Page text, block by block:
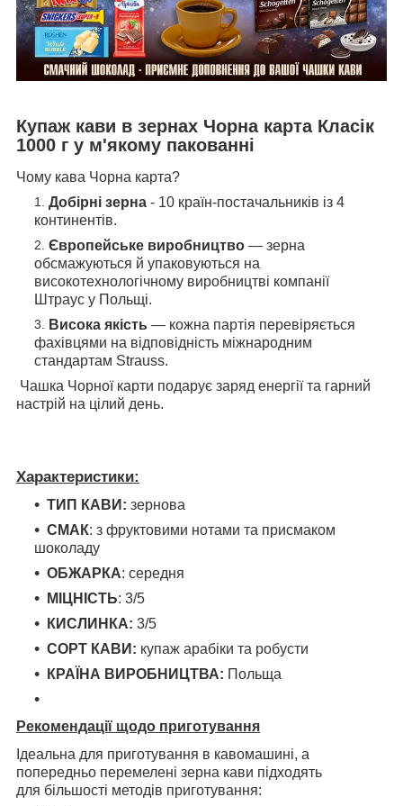
Купаж кави в зернах Чорна карта Класік
1000 г у м'якому пакованні
Чому кава Чорна карта?
Добірні зерна - 10 країн-постачальників із 4
континентів.
Європейське виробництво — зерна
обсмажуються й упаковуються на
високотехнологічному виробництві компанії
Штраус у Польщі.
Висока якість — кожна партія перевіряється
фахівцями на відповідність міжнародним
стандартам Strauss.
Чашка Чорної карти подарує заряд енергії та гарний
настрій на цілий день.
Характеристики:
ТИП КАВИ: зернова
СМАК: з фруктовими нотами та присмаком
шоколаду
ОБЖАРКА: середня
МІЦНІСТЬ: 3/5
КИСЛИНКА: 3/5
СОРТ КАВИ: купаж арабіки та робусти
КРАЇНА ВИРОБНИЦТВА: Польща
Рекомендації щодо приготування
Ідеальна для приготування в кавомашині, а
попередньо перемелені зерна кави підходять
для більшості методів приготування: